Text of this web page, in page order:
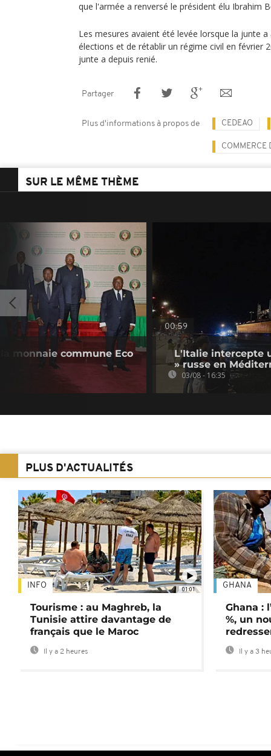
que l'armée a renversé le président élu Ibrahim
Les mesures avaient été levée lorsque la junte
élections et de rétablir un régime civil en février
junte a depuis renié.
Partager
Plus d'informations à propos de CEDEAO
COMMERCE
SUR LE MÊME THÈME
monnaie commune Eco
00:59
L'Italie intercepte
» russe en
03/08 - 16:35
PLUS D'ACTUALITÉS
01:01
INFO
Tourisme : au Maghreb, la
Tunisie attire davantage de
français que le Maroc
Il y a 2 heures
GHANA
Ghana :
%, un
Il y a 3